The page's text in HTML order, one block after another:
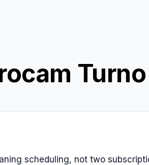
scheduling, not two